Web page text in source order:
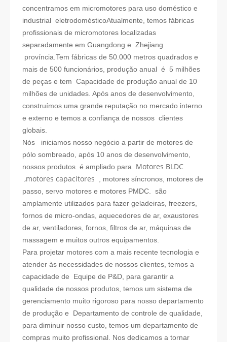
concentramos em micromotores para uso doméstico e
industrial eletrodomésticoAtualmente, temos fábricas
profissionais de micromotores localizadas
separadamente em Guangdong e Zhejiang
província .Tem fábricas de 50.000 metros quadrados e
mais de 500 funcionários, produção anual é 5 milhões
de peças e tem Capacidade de produção anual de 10
milhões de unidades. Após anos de desenvolvimento,
construímos uma grande reputação no mercado interno
e externo e temos a confiança de nossos clientes
globais.
Nós iniciamos nosso negócio a partir de motores de
pólo sombreado, após 10 anos de desenvolvimento,
nossos produtos é ampliado para Motores BLDC
,motores capacitores
, motores síncronos, motores de
passo, servo motores e motores PMDC. são
amplamente utilizados para fazer geladeiras, freezers,
fornos de micro-ondas, aquecedores de ar, exaustores
de ar, ventiladores, fornos, filtros de ar, máquinas de
massagem e muitos outros equipamentos.
Para projetar motores com a mais recente tecnologia e
atender às necessidades de nossos clientes, temos a
capacidade de Equipe de P&D, para garantir a
qualidade de nossos produtos, temos um sistema de
gerenciamento muito rigoroso para nosso departamento
de produção e Departamento de controle de qualidade
para diminuir nosso custo, temos um departamento de
compras muito profissional. Nos dedicamos a tornar